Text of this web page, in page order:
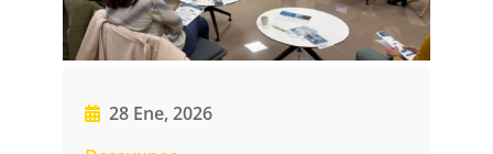
28 Ene, 2026